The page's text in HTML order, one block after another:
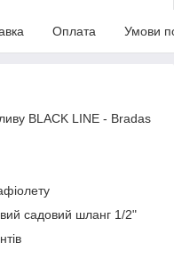
Оплата Умови
BLACK LINE - Bradas
садовий шланг 1/2"